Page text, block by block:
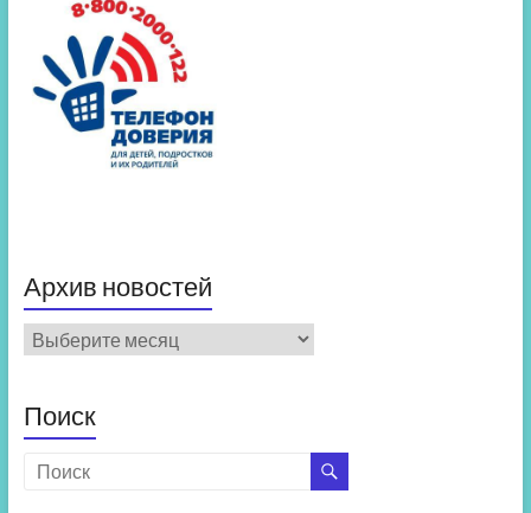
Архив новостей
Архив
новостей
Поиск